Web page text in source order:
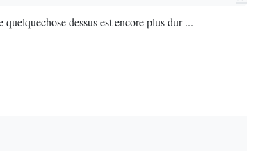
dessus est encore plus dur ...